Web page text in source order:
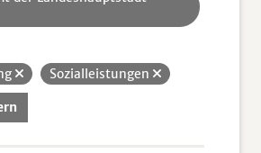
Sozialleistungen